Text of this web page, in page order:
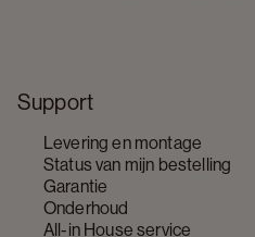
Support
Levering en montage
Status van mijn bestelling
Garantie
Onderhoud
All-in House service